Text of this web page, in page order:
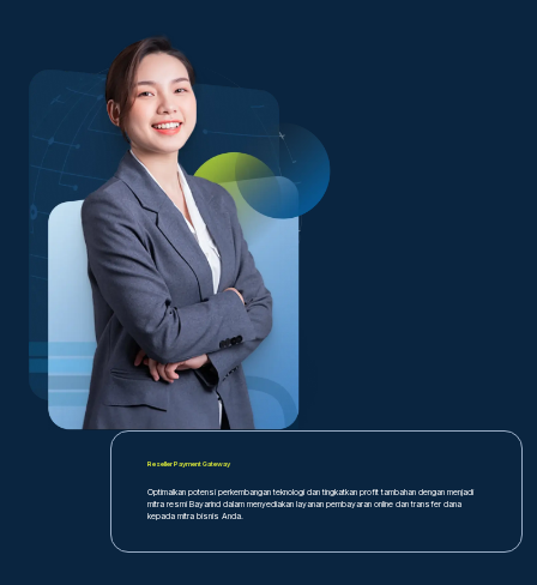
Reseller Payment Gateway
Optimalkan potensi perkembangan teknologi dan tingkatkan profit tambahan dengan menjadi
mitra resmi Bayarind dalam menyediakan layanan pembayaran online dan transfer dana
kepada mitra bisnis Anda.